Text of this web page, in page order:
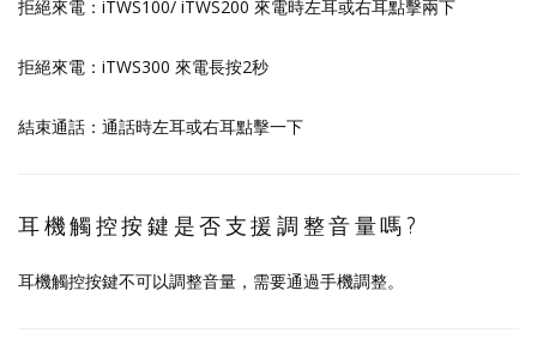
拒絕來電：iTWS100/ iTWS200 來電時左耳或右耳點擊兩下
拒絕來電：iTWS300 來電長按2秒
結束通話：通話時左耳或右耳點擊一下
耳機觸控按鍵是否支援調整音量嗎?
耳機觸控按鍵不可以調整音量，需要通過手機調整。